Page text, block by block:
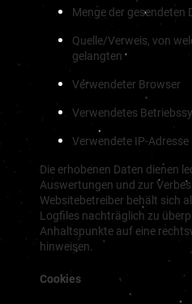
Menge der gesendeten
Quelle/Verweis, von
gelangten
Verwendeter Browser
Verwendetes
Verwendete IP-Adresse
Die erhobenen Daten dienen
Auswertungen und zur
Websitebetreiber behält sich
Logfiles nachträglich zu
Anhaltspunkte auf eine
hinweisen.
Cookies